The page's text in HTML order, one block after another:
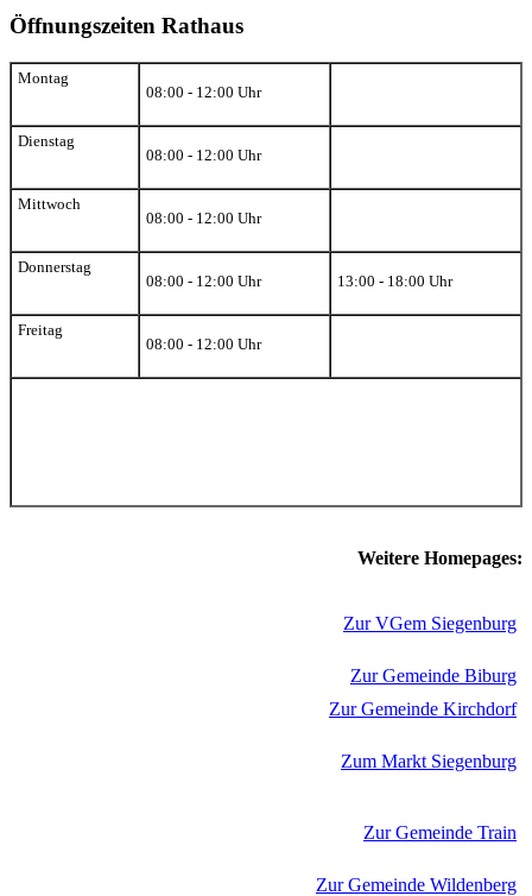
Öffnungszeiten Rathaus
Montag
08:00 - 12:00 Uhr
Dienstag
08:00 - 12:00 Uhr
Mittwoch
08:00 - 12:00 Uhr
Donnerstag
08:00 - 12:00 Uhr
13:00 - 18:00 Uhr
Freitag
08:00 - 12:00 Uhr
Weitere Homepages:
Zur VGem Siegenburg
Zur Gemeinde Biburg
Zur Gemeinde Kirchdorf
Zum Markt Siegenburg
Zur Gemeinde Train
Zur Gemeinde Wildenberg